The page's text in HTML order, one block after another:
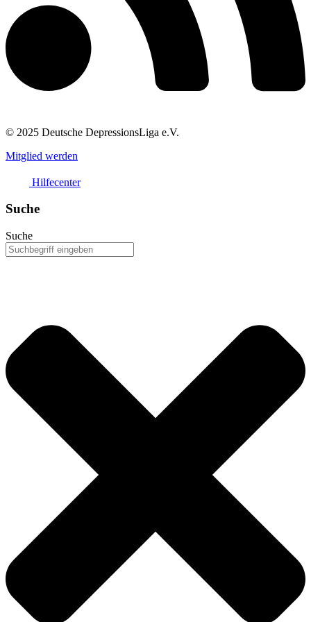
© 2025 Deutsche DepressionsLiga e.V.
Mitglied werden
Hilfecenter
Suche
Suche